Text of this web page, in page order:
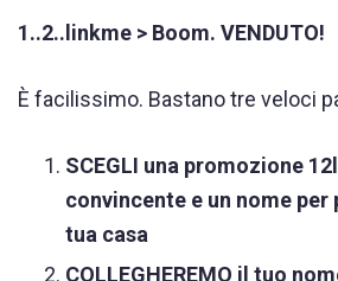
1..2..linkme > Boom. VENDUTO!
È facilissimo. Bastano tre veloci
SCEGLI una promozione
convincente e un nome
tua casa
COLLEGHEREMO il tuo